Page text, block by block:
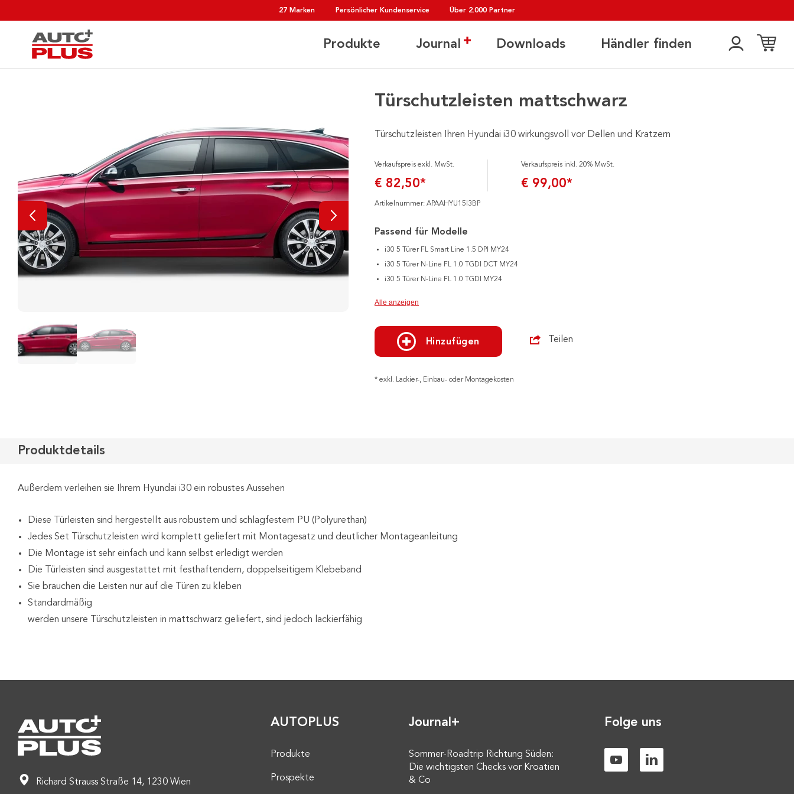
27 Marken Persönlicher Kundenservice Über 2.000 Partner
Produkte Journal Downloads Händler finden
Türschutzleisten mattschwarz
Türschutzleisten Ihren Hyundai i30 wirkungsvoll vor Dellen und Kratzern
Verkaufspreis exkl. MwSt.
€ 82,50*
Verkaufspreis inkl. 20% MwSt.
€ 99,00*
Artikelnummer: APAAHYU15I3BP
Passend für Modelle
i30 5 Türer FL Smart Line 1.5 DPI MY24
i30 5 Türer N-Line FL 1.0 TGDI DCT MY24
i30 5 Türer N-Line FL 1.0 TGDI MY24
Alle anzeigen
Hinzufügen Teilen
* exkl. Lackier-, Einbau- oder Montagekosten
Produktdetails
Außerdem verleihen sie Ihrem Hyundai i30 ein robustes Aussehen
Diese Türleisten sind hergestellt aus robustem und schlagfestem PU (Polyurethan)
Jedes Set Türschutzleisten wird komplett geliefert mit Montagesatz und deutlicher Montageanleitung
Die Montage ist sehr einfach und kann selbst erledigt werden
Die Türleisten sind ausgestattet mit festhaftendem, doppelseitigem Klebeband
Sie brauchen die Leisten nur auf die Türen zu kleben
Standardmäßig
werden unsere Türschutzleisten in mattschwarz geliefert, sind jedoch lackierfähig
Richard Strauss Straße 14, 1230 Wien
AUTOPLUS
Produkte
Prospekte
Journal+
Sommer-Roadtrip Richtung Süden:
Die wichtigsten Checks vor Kroatien
& Co
Folge uns